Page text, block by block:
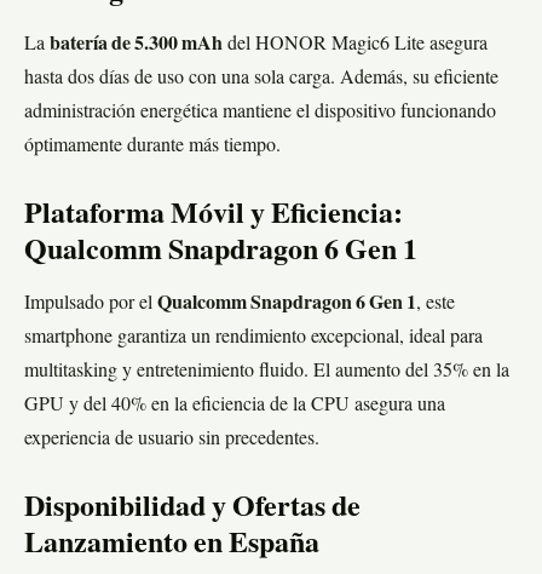
La batería de 5.300 mAh del HONOR Magic6 Lite asegura
hasta dos días de uso con una sola carga. Además, su eficiente
administración energética mantiene el dispositivo funcionando
óptimamente durante más tiempo.
Plataforma Móvil y Eficiencia:
Qualcomm Snapdragon 6 Gen 1
Impulsado por el Qualcomm Snapdragon 6 Gen 1, este
smartphone garantiza un rendimiento excepcional, ideal para
multitasking y entretenimiento fluido. El aumento del 35% en la
GPU y del 40% en la eficiencia de la CPU asegura una
experiencia de usuario sin precedentes.
Disponibilidad y Ofertas de
Lanzamiento en España